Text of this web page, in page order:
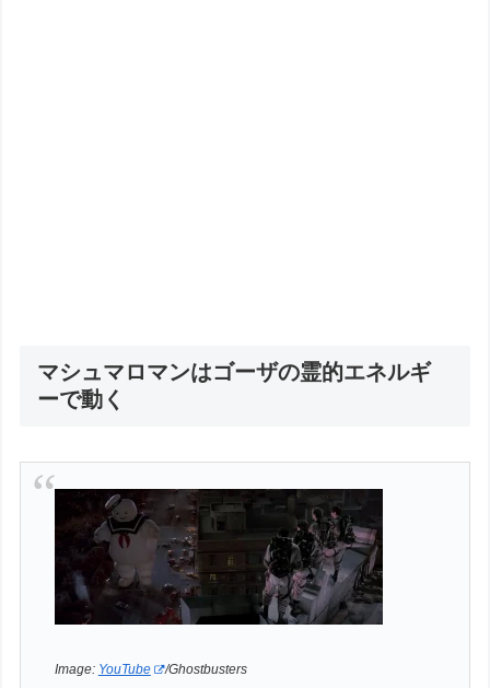
マシュマロマンはゴーザの霊的エネルギ
ーで動く
Image: YouTube /Ghostbusters